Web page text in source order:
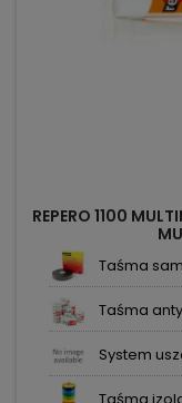
REPERO 1100
Taśma
Taśma
System